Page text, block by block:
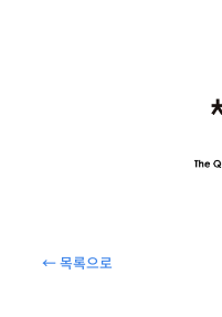
← 목록으로